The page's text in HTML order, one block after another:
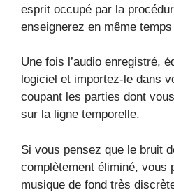
esprit occupé par la
enseignerez en même
Une fois l’audio enregistré,
logiciel et importez-le dans
coupant les parties dont
sur la ligne temporelle.
Si vous pensez que le bruit
complètement éliminé, vous
musique de fond très